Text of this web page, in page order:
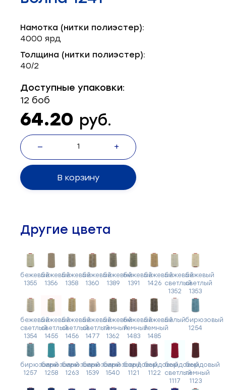
Запчасти: иглы
Нетканые материалы
Намотка (нитки полиэстер):
4000 ярд
Толщина (нитки полиэстер):
40/2
Доступные упаковки:
12 боб
64.20 руб.
— +
В корзину
Другие цвета
бежевый
1355
бежевый
1356
бежевый
1358
бежевый
1360
бежевый
1389
бежевый
1391
бежевый
1426
бежевый
светлый
1352
бежевый
светлый
1353
бежевый
светлый
1354
бежевый
светлый
1455
бежевый
светлый
1456
бежевый
светлый
1477
бежевый
темный
1362
бежевый
темный
1483
бежевый
темный
1485
белыйбирюзовый
1254
бирюзовый
1257
бирюзовый
1258
бирюзовый
1263
бирюзовый
1539
бирюзовый
1540
бордовый
1121
бордовый
1122
бордовый
светлый
1117
бордовый
темный
1123